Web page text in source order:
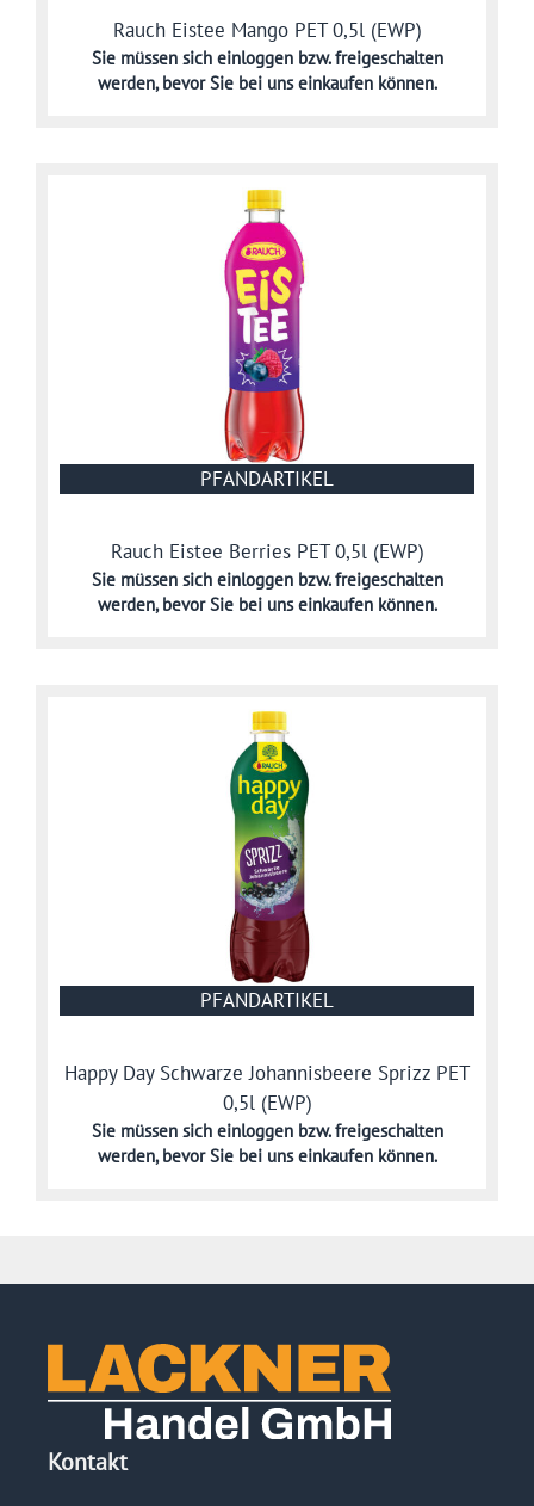
Rauch Eistee Mango PET 0,5l (EWP)
Sie müssen sich einloggen bzw. freigeschalten
werden,bevor Sie bei uns einkaufen können.
PFANDARTIKEL
Rauch Eistee Berries PET 0,5l (EWP)
Sie müssen sich einloggen bzw. freigeschalten
werden,bevor Sie bei uns einkaufen können.
PFANDARTIKEL
Happy Day Schwarze Johannisbeere Sprizz PET
0,5l (EWP)
Sie müssen sich einloggen bzw. freigeschalten
werden,bevor Sie bei uns einkaufen können.
Kontakt